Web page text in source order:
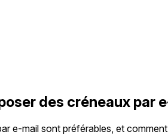
des créneaux par
e-mail sont préférables, et